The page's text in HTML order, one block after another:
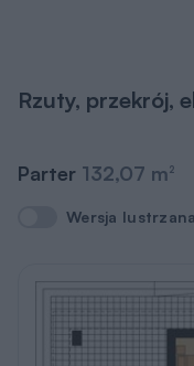
Rzuty, przekrój,
Parter 132,07 m2
Wersja lustrzana
Wersja lustrzana